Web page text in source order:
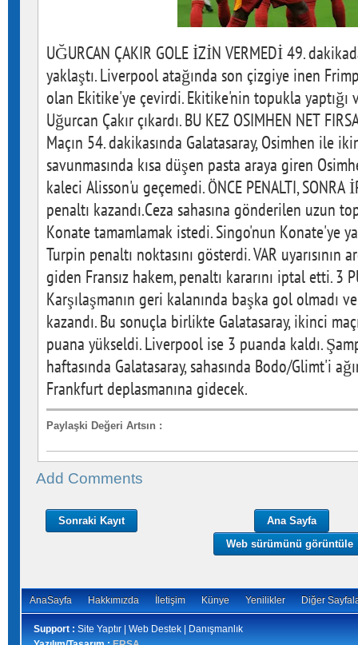
UĞURCAN ÇAKIR GOLE İZİN VERMEDİ 49.
yaklaştı. Liverpool atağında son çizgiye inen
olan Ekitike'ye çevirdi. Ekitike'nin topukla yaptığı
Uğurcan Çakır çıkardı. BU KEZ OSIMHEN NET
Maçın 54. dakikasında Galatasaray, Osimhen ile
savunmasında kısa düşen pasta araya giren
kaleci Alisson'u geçemedi. ÖNCE PENALTI,
penaltı kazandı.Ceza sahasına gönderilen uzun
Konate tamamlamak istedi. Singo'nun Konate'ye
Turpin penaltı noktasını gösterdi. VAR uyarısının
giden Fransız hakem, penaltı kararını iptal etti. 3
Karşılaşmanın geri kalanında başka gol olmadı
kazandı. Bu sonuçla birlikte Galatasaray, ikinci
puana yükseldi. Liverpool ise 3 puanda kaldı.
haftasında Galatasaray, sahasında Bodo/Glimt'i
Frankfurt deplasmanına gidecek.
Paylaşki Değeri Artsın :
Add Comments
Sonraki Kayıt
Ana Sayfa
Web sürümünü görüntüle
AnaSayfa Hakkımızda İletişim Künye Yenilikler Diğer
Support : Site Yaptır | Web Destek | Danışmanlık